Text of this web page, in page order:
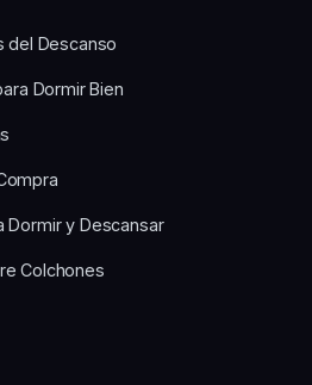
del Descanso
Dormir Bien
Dormir y Descansar
Colchones